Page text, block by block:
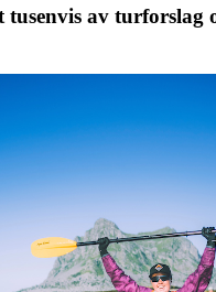
av turforslag